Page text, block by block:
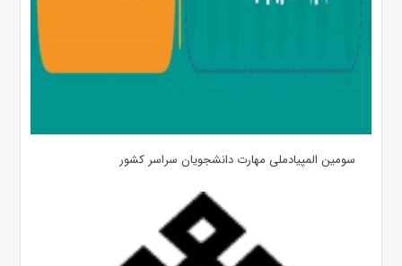
سومین المپیادملی مهارت دانشجویان سراسر کشور